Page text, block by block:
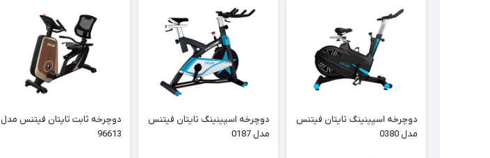
دوچرخه اسپینینگ تایتان فیتنس
مدل 0380
دوچرخه اسپینینگ تایتان فیتنس
مدل 0187
دوچرخه ثابت تایتان فیتنس مدل
96613